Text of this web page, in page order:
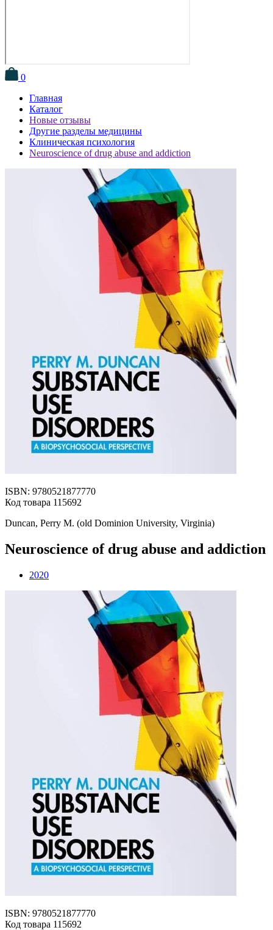
0
Главная
Каталог
Новые отзывы
Другие разделы медицины
Клиническая психология
Neuroscience of drug abuse and addiction
ISBN: 9780521877770
Код товара 115692
Duncan, Perry M. (old Dominion University, Virginia)
Neuroscience of drug abuse and addiction
2020
ISBN: 9780521877770
Код товара 115692